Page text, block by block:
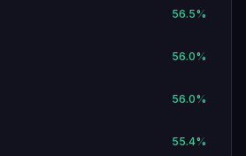
56.5%
56.0%
56.0%
55.4%